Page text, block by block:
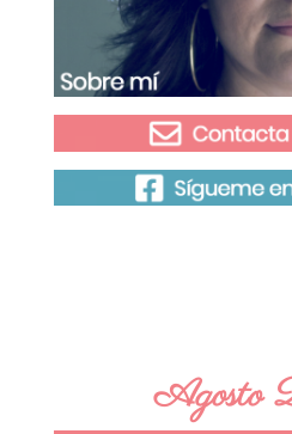
Agosto